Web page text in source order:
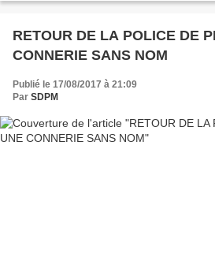
RETOUR DE LA POLICE DE
CONNERIE SANS NOM
Publié le 17/08/2017 à 21:09
Par SDPM